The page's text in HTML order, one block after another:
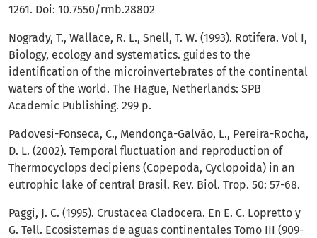
1261. Doi: 10.7550/rmb.28802
Nogrady, T., Wallace, R. L., Snell, T. W. (1993). Rotifera. Vol I,
Biology, ecology and systematics. guides to the
identification of the microinvertebrates of the continental
waters of the world. The Hague, Netherlands: SPB
Academic Publishing. 299 p.
Padovesi-Fonseca, C., Mendonça-Galvão, L., Pereira-Rocha,
D. L. (2002). Temporal fluctuation and reproduction of
Thermocyclops decipiens (Copepoda, Cyclopoida) in an
eutrophic lake of central Brasil. Rev. Biol. Trop. 50: 57-68.
Paggi, J. C. (1995). Crustacea Cladocera. En E. C. Lopretto y
G. Tell. Ecosistemas de aguas continentales Tomo III (909-